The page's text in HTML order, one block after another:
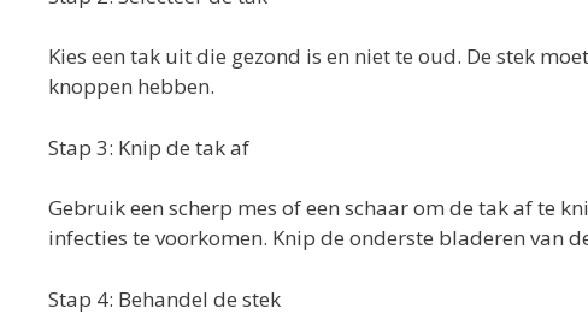
Kies een tak uit die gezond is en niet te oud. De stek
knoppen hebben.
Stap 3: Knip de tak af
Gebruik een scherp mes of een schaar om de tak af te
infecties te voorkomen. Knip de onderste bladeren van
Stap 4: Behandel de stek